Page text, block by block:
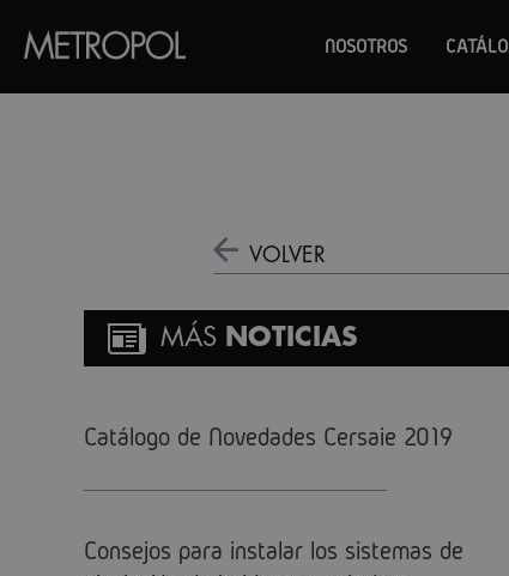
NOSOTROS
VOLVER
MÁS NOTICIAS
Catálogo de Novedades Cersaie 2019
Consejos para instalar los sistemas de